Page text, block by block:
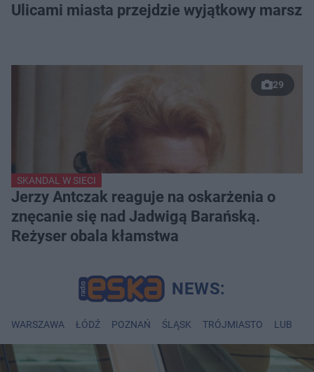
Ulicami miasta przejdzie wyjątkowy marsz
29
SKANDAL W SIECI
Jerzy Antczak reaguje na oskarżenia o
znęcanie się nad Jadwigą Barańską.
Reżyser obala kłamstwa
WARSZAWA ŁÓDŹ POZNAŃ ŚLĄSK TRÓJMIASTO LUBLIN